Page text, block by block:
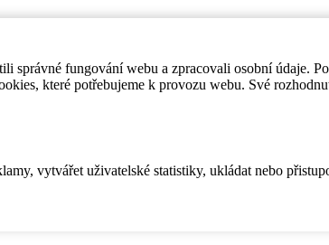
správné fungování webu a zpracovali osobní údaje.
které potřebujeme k provozu webu. Své
vytvářet uživatelské statistiky, ukládat nebo